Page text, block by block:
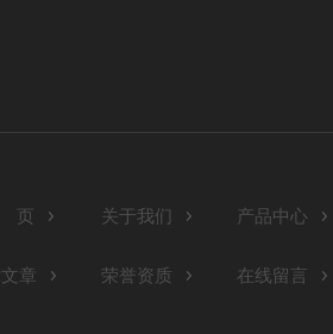
页 关于我们 产品中心
章 荣誉资质 在线留言